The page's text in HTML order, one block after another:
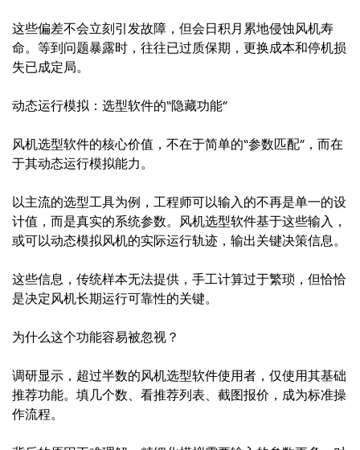
这些偏差不会立刻引发故障，但会日积月累地侵蚀风机寿
命。等到问题暴露时，往往已过质保期，更换成本和停机损
失已成定局。
动态运行模拟：选型软件的“隐藏功能”
风机选型软件的核心价值，不在于简单的“参数匹配”，而在
于其动态运行模拟能力。
以主流的选型工具为例，工程师可以输入的不再是单一的设
计值，而是真实的系统参数。风机选型软件基于这些输入，
或可以动态模拟风机的实际运行轨迹，输出关键决策信息。
这些信息，传统样本无法提供，手工计算过于繁琐，但恰恰
是决定风机长期运行可靠性的关键。
为什么这个功能容易被忽视？
调研显示，超过半数的风机选型软件使用者，仅使用其基础
推荐功能。填几个数、看推荐列表、截图报价，成为标准操
作流程。